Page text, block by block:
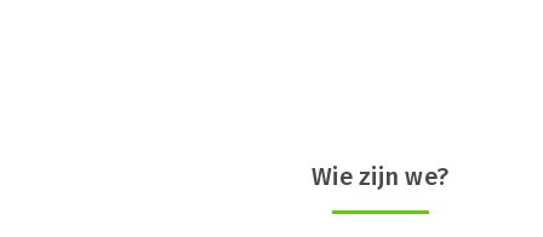
Wie zijn we?